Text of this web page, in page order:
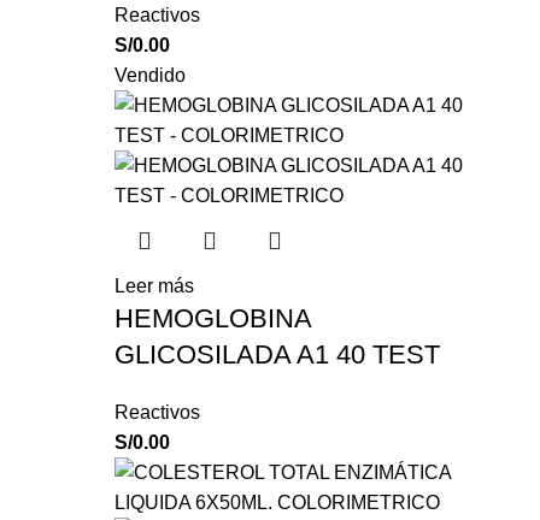
Reactivos
S/0.00
Vendido
Leer más
HEMOGLOBINA
GLICOSILADA A1 40 TEST
Reactivos
S/0.00